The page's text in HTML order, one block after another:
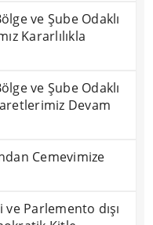
ve Şube Odaklı
Kararlılıkla
ve Şube Odaklı
Devam
Cemevimize
ve Parlemento dışı